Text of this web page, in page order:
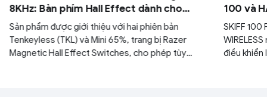
8KHz: Bàn phím Hall Effect dành cho
game thủ esports
Sản phẩm được giới thiệu với hai phiên bản
Tenkeyless (TKL) và Mini 65%, trang bị Razer
Magnetic Hall Effect Switches, cho phép tùy
100 và
đa năng
SKIFF 100
điều khiển